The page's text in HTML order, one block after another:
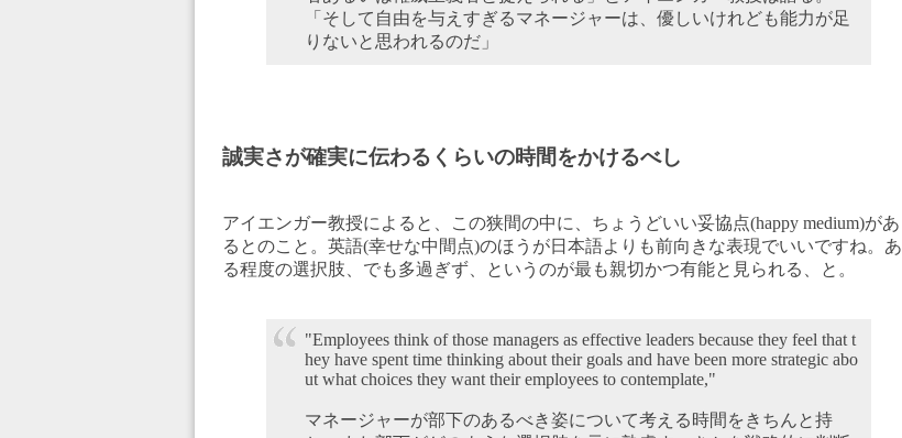
「そして自由を与えすぎるマネージャーは、優しいけれども能力が足
りないと思われるのだ」
誠実さが確実に伝わるくらいの時間をかけるべし
アイエンガー教授によると、この狭間の中に、ちょうどいい妥協点(happy medium)があ
るとのこと。英語(幸せな中間点)のほうが日本語よりも前向きな表現でいいですね。あ
る程度の選択肢、でも多過ぎず、というのが最も親切かつ有能と見られる、と。
"Employees think of those managers as effective leaders because they feel that t
hey have spent time thinking about their goals and have been more strategic abo
ut what choices they want their employees to contemplate,"
マネージャーが部下のあるべき姿について考える時間をきちんと持